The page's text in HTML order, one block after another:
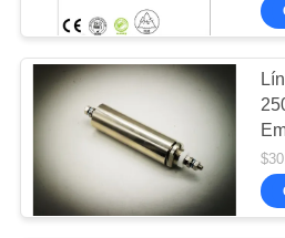
CONTROL
DE
CALIDAD
CONTÁCTENOS
Filtro de
EMI